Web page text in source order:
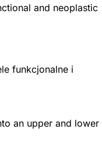
and neoplastic
funkcjonalne i
an upper and lower